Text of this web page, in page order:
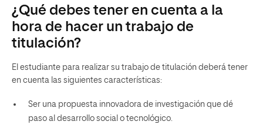
¿Qué debes tener en cuenta a la
hora de hacer un trabajo de
titulación?
El estudiante para realizar su trabajo de titulación deberá tener
en cuenta las siguientes características:
Ser una propuesta innovadora de investigación que dé
paso al desarrollo social o tecnológico.